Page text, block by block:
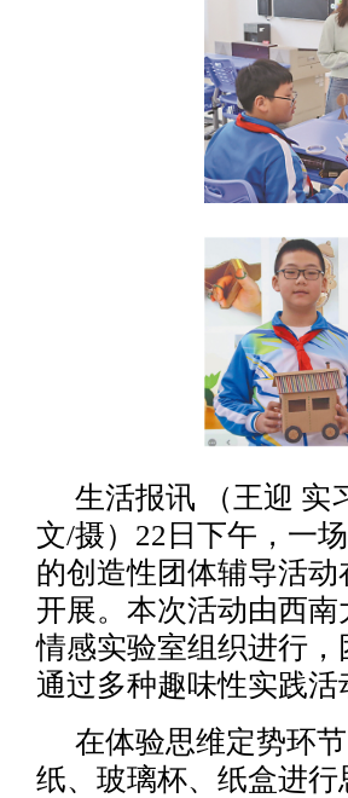
生活报讯 （王迎 实
文/摄）22日下午，一
的创造性团体辅导活
开展。本次活动由西
情感实验室组织进行
通过多种趣味性实践
在体验思维定势环
纸、玻璃杯、纸盒进